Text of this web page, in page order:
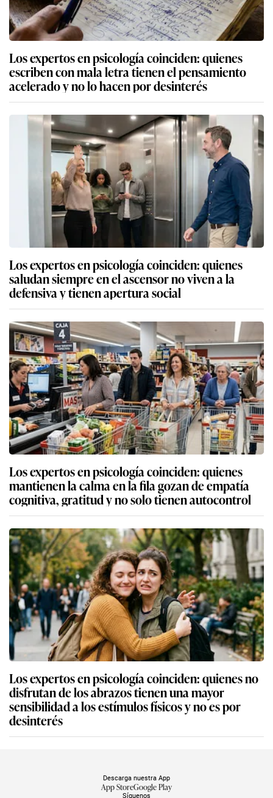
Los expertos en psicología coinciden: quienes
escriben con mala letra tienen el pensamiento
acelerado y no lo hacen por desinterés
Los expertos en psicología coinciden: quienes
saludan siempre en el ascensor no viven a la
defensiva y tienen apertura social
Los expertos en psicología coinciden: quienes
mantienen la calma en la fila gozan de empatía
cognitiva, gratitud y no solo tienen autocontrol
Los expertos en psicología coinciden: quienes no
disfrutan de los abrazos tienen una mayor
sensibilidad a los estímulos físicos y no es por
desinterés
Síguenos
Descarga nuestra App
App StoreGoogle Play